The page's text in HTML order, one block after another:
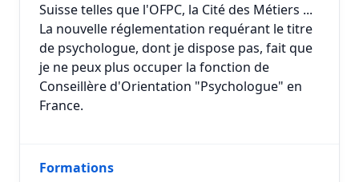
Suisse telles que l'OFPC, la Cité des Métiers ...
La nouvelle réglementation requérant le titre
de psychologue, dont je dispose pas, fait que
je ne peux plus occuper la fonction de
Conseillère d'Orientation "Psychologue" en
France.
Formations